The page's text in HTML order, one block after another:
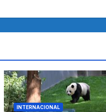
INTERNACIONAL